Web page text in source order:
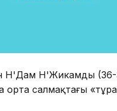
Н'Дам Н'Жикамды
салмақтағы